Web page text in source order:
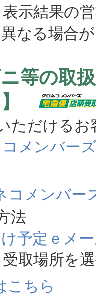
示結果の
る場合が
ニ等の取
】
ただけるお
メンバーズ
コメンバー
法
け予定ｅメ
取場所を
こちら